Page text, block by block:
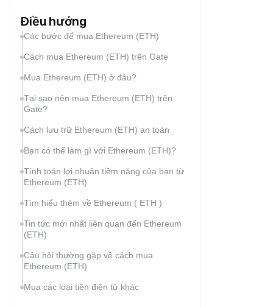
Điều hướng
Các bước để mua Ethereum (ETH)
Cách mua Ethereum (ETH) trên Gate
Mua Ethereum (ETH) ở đâu?
Tại sao nên mua Ethereum (ETH) trên
Gate?
Cách lưu trữ Ethereum (ETH) an toàn
Bạn có thể làm gì với Ethereum (ETH)?
Tính toán lợi nhuận tiềm năng của bạn từ
Ethereum (ETH)
Tìm hiểu thêm về Ethereum ( ETH )
Tin tức mới nhất liên quan đến Ethereum
(ETH)
Câu hỏi thường gặp về cách mua
Ethereum (ETH)
Mua các loại tiền điện tử khác